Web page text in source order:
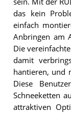
sein. Mit der
das kein
einfach
Anbringen am
Die
damit
hantieren, und
Diese
Schneeketten
attraktiven